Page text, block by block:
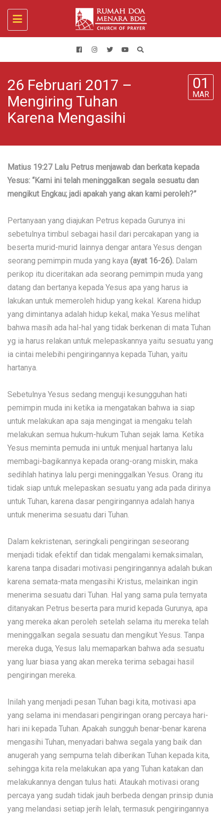
Toggle
navigation
26 Februari 2017 –
Mengiring Tuhan
Karena Mengasihi
01
MAR
Matius 19:27 Lalu Petrus menjawab dan berkata kepada
Yesus: “Kami ini telah meninggalkan segala sesuatu dan
mengikut Engkau; jadi apakah yang akan kami peroleh?”
Pertanyaan yang diajukan Petrus kepada Gurunya ini
sebetulnya timbul sebagai hasil dari percakapan yang ia
beserta murid-murid lainnya dengar antara Yesus dengan
seorang pemimpin muda yang kaya (ayat 16-26). Dalam
perikop itu diceritakan ada seorang pemimpin muda yang
datang dan bertanya kepada Yesus apa yang harus ia
lakukan untuk memeroleh hidup yang kekal. Karena hidup
yang dimintanya adalah hidup kekal, maka Yesus melihat
bahwa masih ada hal-hal yang tidak berkenan di mata Tuhan
yg ia harus relakan untuk melepaskannya yaitu sesuatu yang
ia cintai melebihi pengiringannya kepada Tuhan, yaitu
hartanya.
Sebetulnya Yesus sedang menguji kesungguhan hati
pemimpin muda ini ketika ia mengatakan bahwa ia siap
untuk melakukan apa saja mengingat ia mengaku telah
melakukan semua hukum-hukum Tuhan sejak lama. Ketika
Yesus meminta pemuda ini untuk menjual hartanya lalu
membagi-bagikannya kepada orang-orang miskin, maka
sedihlah hatinya lalu pergi meninggalkan Yesus. Orang itu
tidak siap untuk melepaskan sesuatu yang ada pada dirinya
untuk Tuhan, karena dasar pengiringannya adalah hanya
untuk menerima sesuatu dari Tuhan.
Dalam kekristenan, seringkali pengiringan seseorang
menjadi tidak efektif dan tidak mengalami kemaksimalan,
karena tanpa disadari motivasi pengiringannya adalah bukan
karena semata-mata mengasihi Kristus, melainkan ingin
menerima sesuatu dari Tuhan. Hal yang sama pula ternyata
ditanyakan Petrus beserta para murid kepada Gurunya, apa
yang mereka akan peroleh setelah selama itu mereka telah
meninggalkan segala sesuatu dan mengikut Yesus. Tanpa
mereka duga, Yesus lalu memaparkan bahwa ada sesuatu
yang luar biasa yang akan mereka terima sebagai hasil
pengiringan mereka.
Inilah yang menjadi pesan Tuhan bagi kita, motivasi apa
yang selama ini mendasari pengiringan orang percaya hari-
hari ini kepada Tuhan. Apakah sungguh benar-benar karena
mengasihi Tuhan, menyadari bahwa segala yang baik dan
anugerah yang sempurna telah diberikan Tuhan kepada kita,
sehingga kita rela melakukan apa yang Tuhan katakan dan
melakukannya dengan tulus hati. Ataukah motivasi orang
percaya yang sudah tidak jauh berbeda dengan prinsip dunia
yang melandasi setiap jerih lelah, termasuk pengiringannya